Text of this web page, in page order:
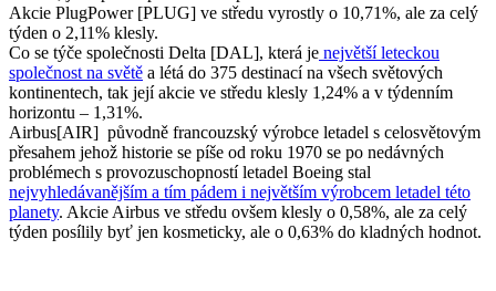
Akcie PlugPower [PLUG] ve středu vyrostly o 10,71%, ale za celý
týden o 2,11% klesly.
Co se týče společnosti Delta [DAL], která je největší leteckou
společnost na světě a létá do 375 destinací na všech světových
kontinentech, tak její akcie ve středu klesly 1,24% a v týdenním
horizontu – 1,31%.
Airbus[AIR] původně francouzský výrobce letadel s celosvětovým
přesahem jehož historie se píše od roku 1970 se po nedávných
problémech s provozuschopností letadel Boeing stal
nejvyhledávanějším a tím pádem i největším výrobcem letadel této
planety. Akcie Airbus ve středu ovšem klesly o 0,58%, ale za celý
týden posílily byť jen kosmeticky, ale o 0,63% do kladných hodnot.